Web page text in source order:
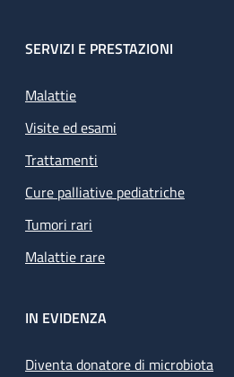
SERVIZI E PRESTAZIONI
Malattie
Visite ed esami
Trattamenti
Cure palliative pediatriche
Tumori rari
Malattie rare
IN EVIDENZA
Diventa donatore di microbiota